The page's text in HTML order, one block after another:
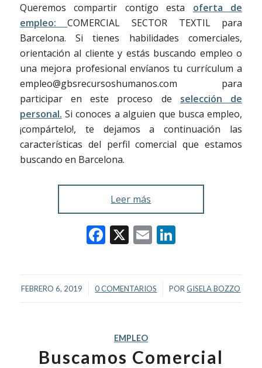
Queremos compartir contigo esta oferta de
empleo:COMERCIAL SECTOR TEXTIL para
Barcelona. Si tienes habilidades comerciales,
orientación al cliente y estás buscando empleo o
una mejora profesional envíanos tu currículum a
empleo@gbsrecursoshumanos.com para
participar en este proceso de selección de
personal. Si conoces a alguien que busca empleo,
¡compártelo!, te dejamos a continuación las
características del perfil comercial que estamos
buscando en Barcelona.
Leer más
Facebook
X EmailLinkedIn
FEBRERO 6, 2019
/ 0 COMENTARIOS
/ PORGISELA BOZZO
EMPLEO
Buscamos Comercial